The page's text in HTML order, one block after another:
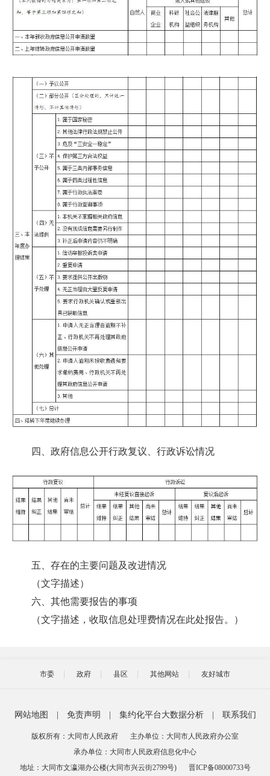
四、政府信息公开行政复议、行政诉讼情况
五、存在的主要问题及改进情况
（文字描述）
六、其他需要报告的事项
（文字描述，收取信息处理费情况在此处报告。）
市委 政府 县区 其他网站 友好城市
网站地图 免责声明 集约化平台大数据分析 联系我们
版权所有：大同市人民政府
主办单位：大同市人民政府办公室
承办单位：大同市人民政府信息化中心
地址：大同市文瀛湖办公楼(大同市兴云街2799号)
晋ICP备08000733号